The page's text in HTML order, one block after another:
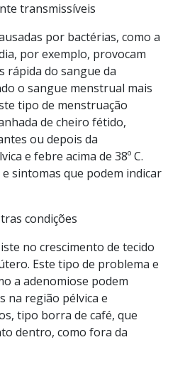
transmissíveis
por bactérias, como a
por exemplo, provocam
rápida do sangue da
o sangue menstrual mais
tipo de menstruação
de cheiro fétido,
ou depois da
e febre acima de 38º C.
sintomas que podem indicar
condições
no crescimento de tecido
Este tipo de problema e
a adenomiose podem
na região pélvica e
tipo borra de café, que
dentro, como fora da